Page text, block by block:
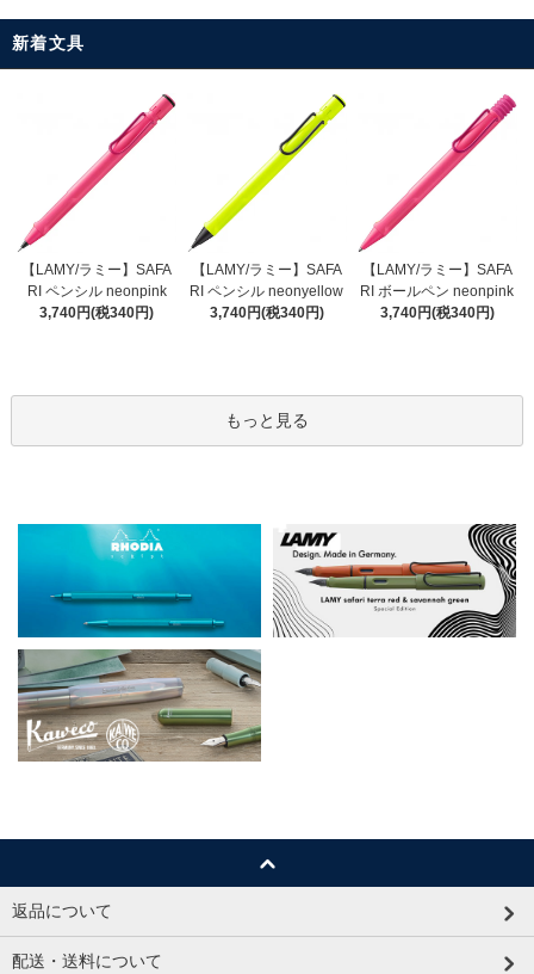
新着文具
【LAMY/ラミー】SAFA
RI ペンシル neonpink
3,740円(税340円)
【LAMY/ラミー】SAFA
RI ペンシル neonyellow
3,740円(税340円)
【LAMY/ラミー】SAFA
RI ボールペン neonpink
3,740円(税340円)
もっと見る
返品について
配送・送料について